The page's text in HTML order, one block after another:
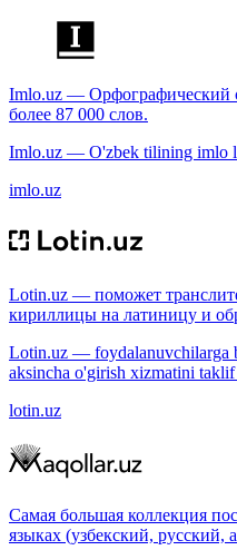
Imlo.uz — Орфографический
более 87 000 слов.
Imlo.uz — O'zbek tilining imlo
imlo.uz
Lotin.uz — поможет
кириллицы на латиницу и
Lotin.uz — foydalanuvchilarga
aksincha o'girish xizmatini taklif
lotin.uz
Самая большая коллекция
языках (узбекский, русский,